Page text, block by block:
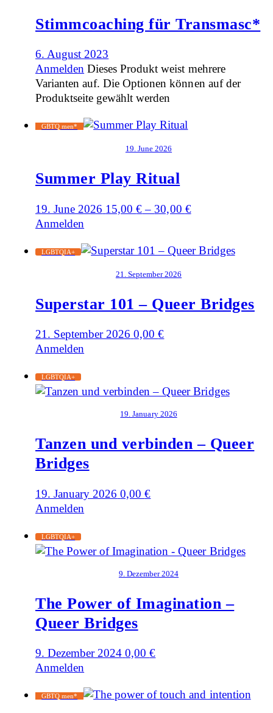
Stimmcoaching für Transmasc*
6. August 2023
Anmelden Dieses Produkt weist mehrere
Varianten auf. Die Optionen können auf der
Produktseite gewählt werden
GBTQ men*
19. June 2026
Summer Play Ritual
19. June 2026 15,00€– 30,00 €
Anmelden
LGBTQIA+
21. September 2026
Superstar 101 – Queer Bridges
21. September 2026 0,00€
Anmelden
LGBTQIA+
19. January 2026
Tanzen und verbinden – Queer
Bridges
19. January 2026 0,00€
Anmelden
LGBTQIA+
9. Dezember 2024
The Power of Imagination –
Queer Bridges
9. Dezember 2024 0,00€
Anmelden
GBTQ men*